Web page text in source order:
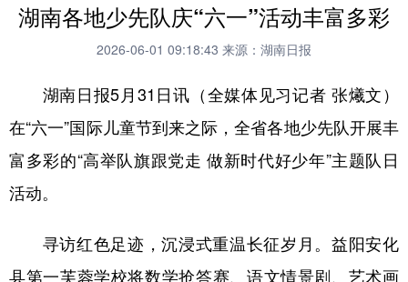
学习进行时 高层 时政 人事
财经 网评
台湾 思客智库 全球连线 教育
科技 科创 量子 体育
文化 书画 健康 军事
法律 中央文件 金融 汽车
湖南各地少先队庆“六一”活动丰富多彩
2026-06-01 09:18:43 来源：湖南日报
湖南日报5月31日讯（全媒体见习记者 张爔文）
在“六一”国际儿童节到来之际，全省各地少先队开展丰
富多彩的“高举队旗跟党走 做新时代好少年”主题队日
活动。
寻访红色足迹，沉浸式重温长征岁月。益阳安化
县第一芙蓉学校将数学抢答赛、语文情景剧、艺术画